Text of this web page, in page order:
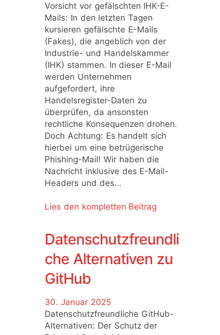
Vorsicht vor gefälschten IHK-E-
Mails: In den letzten Tagen
kursieren gefälschte E-Mails
(Fakes), die angeblich von der
Industrie- und Handelskammer
(IHK) stammen. In dieser E-Mail
werden Unternehmen
aufgefordert, ihre
Handelsregister-Daten zu
überprüfen, da ansonsten
rechtliche Konsequenzen drohen.
Doch Achtung: Es handelt sich
hierbei um eine betrügerische
Phishing-Mail! Wir haben die
Nachricht inklusive des E-Mail-
Headers und des…
Lies den kompletten Beitrag
Datenschutzfreundli
che Alternativen zu
GitHub
30. Januar 2025
Datenschutzfreundliche GitHub-
Alternativen: Der Schutz der